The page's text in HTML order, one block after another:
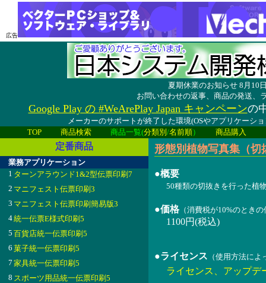
広告
夏期休業のお知らせ 8月10
お問い合わせの返事、商品の発送、
Google Play の #WeArePlay Japan キャンペーンの
メーカーのサポートが終了した環境(OSやアプリケーシ
TOP
商品検索 商品一覧(分類別 /名前順） 商品購入
定番商品
業務アプリケーション
1 ターンアラウンド1&2型伝票印刷7
2 マニフェスト伝票印刷3
3 マニフェスト伝票印刷簡易版3
4統一伝票E様式印刷5
5 百貨店統一伝票印刷5
6 菓子統一伝票印刷5
7 家具統一伝票印刷5
8 スポーツ用品統一伝票印刷5
形態別植物写真集（
●概要
50種類の切抜きを行った植
●価格（消費税が10%のとき
1100円(税込)
●ライセンス （使用方法に
ライセンス、アップデ